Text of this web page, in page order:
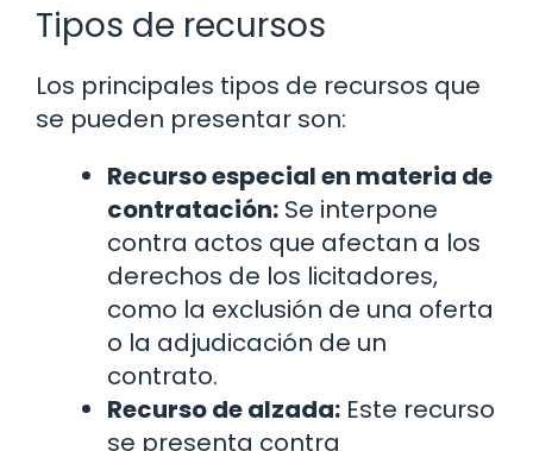
Tipos de recursos
Los principales tipos de recursos que
se pueden presentar son:
Recurso especial en materia de
contratación: Se interpone
contra actos que afectan a los
derechos de los licitadores,
como la exclusión de una oferta
o la adjudicación de un
contrato.
Recurso de alzada: Este recurso
se presenta contra